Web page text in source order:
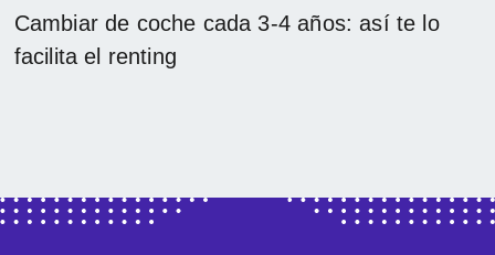
Cambiar de coche cada 3-4 años: así te lo
facilita el renting